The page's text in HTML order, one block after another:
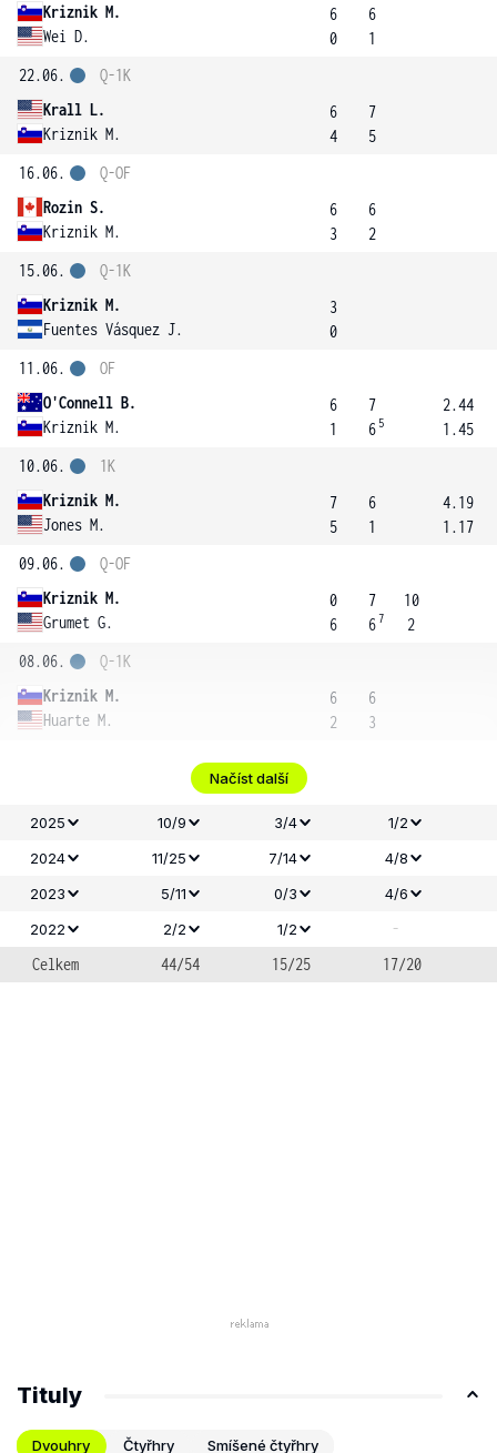
Kriznik M.
Wei D.
6
0
6
1
22.06.
Krall L.
Kriznik M.
Q-1K
6
4
7
5
16.06.
Rozin S.
Kriznik M.
Q-OF
6
3
6
2
15.06.
Kriznik M.
Fuentes Vásquez J.
Q-1K
3
0
11.06.
O'Connell B.
Kriznik M.
OF
6
1
7
6 5
2.44
1.45
10.06.
Kriznik M.
Jones M.
1K
7
5
6
1
4.19
1.17
09.06.
Kriznik M.
Grumet G.
Q-OF
0
6
7
67
10
2
08.06.
Kriznik M.
Huarte M.
Q-1K
6
2
6
3
Načíst další
2025 10/9 3/4
1/2
2024
11/25 7/14
4/8
2023
5/11 0/3
4/6
2022
2/2 1/2
-
Celkem
44/54 15/25 17/20
Tituly
Dvouhry Čtyřhry Smíšené čtyřhry